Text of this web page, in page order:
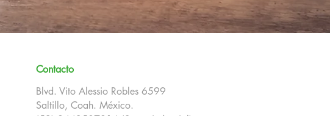
Blvd. Vito Alessio Robles 6599
Saltillo, Coah. México.
Contacto